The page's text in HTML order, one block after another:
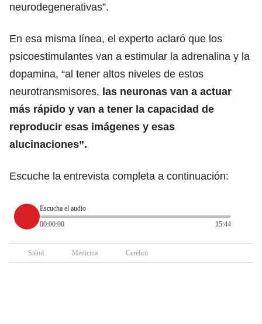
neurodegenerativas”.
En esa misma línea, el experto aclaró que los
psicoestimulantes van a estimular la adrenalina y la
dopamina, “al tener altos niveles de estos
neurotransmisores, las neuronas van a actuar
más rápido y van a tener la capacidad de
reproducir esas imágenes y esas
alucinaciones”.
Escuche la entrevista completa a continuación:
Escucha el audio
00:00:00
15:44
Salud Medicina Cerebro